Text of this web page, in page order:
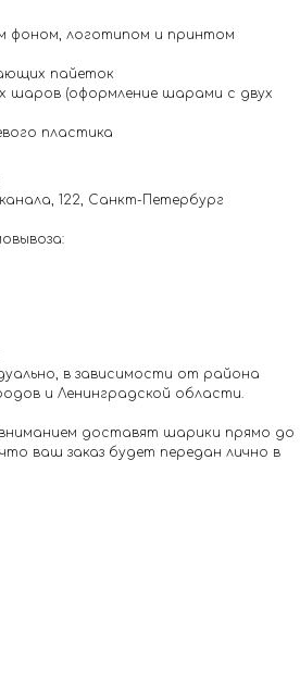
фоном, логотипом и принтом
пайеток
шаров (оформление шарами с двух
пластика
122, Санкт-Петербург
в зависимости от района
и Ленинградской области.
доставят шарики прямо до
ваш заказ будет передан лично в